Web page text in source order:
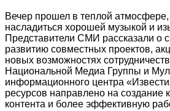
Вечер прошел в теплой атмосфере,
насладиться хорошей музыкой и
Представители СМИ рассказали о
развитию совместных проектов,
новых возможностях
Национальной Медиа Группы и
информационного центра
ресурсов направлено на создание
контента и более эффективную